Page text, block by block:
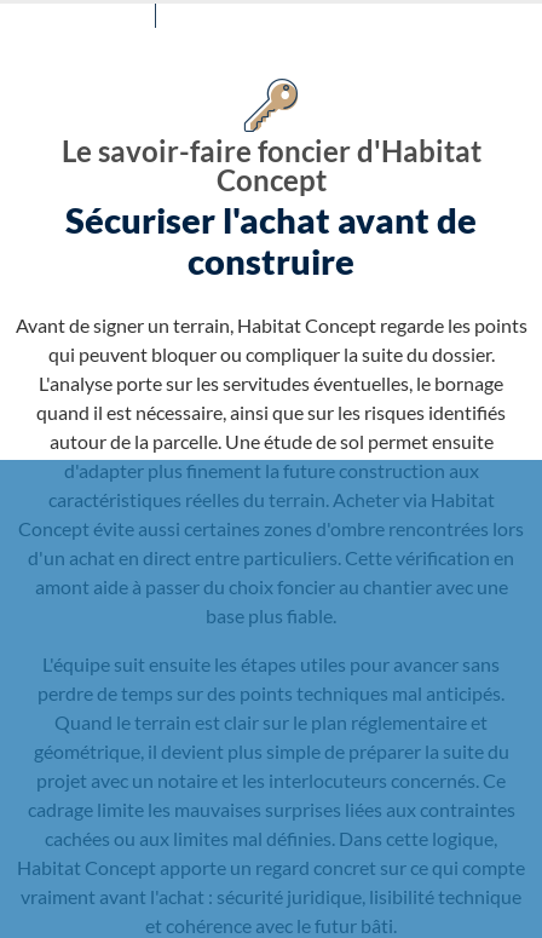
Le savoir-faire foncier d'Habitat
Concept
Sécuriser l'achat avant de
construire
Avant de signer un terrain, Habitat Concept regarde les points
qui peuvent bloquer ou compliquer la suite du dossier.
L'analyse porte sur les servitudes éventuelles, le bornage
quand il est nécessaire, ainsi que sur les risques identifiés
autour de la parcelle. Une étude de sol permet ensuite
d'adapter plus finement la future construction aux
caractéristiques réelles du terrain. Acheter via Habitat
Concept évite aussi certaines zones d'ombre rencontrées lors
d'un achat en direct entre particuliers. Cette vérification en
amont aide à passer du choix foncier au chantier avec une
base plus fiable.
L'équipe suit ensuite les étapes utiles pour avancer sans
perdre de temps sur des points techniques mal anticipés.
Quand le terrain est clair sur le plan réglementaire et
géométrique, il devient plus simple de préparer la suite du
projet avec un notaire et les interlocuteurs concernés. Ce
cadrage limite les mauvaises surprises liées aux contraintes
cachées ou aux limites mal définies. Dans cette logique,
Habitat Concept apporte un regard concret sur ce qui compte
vraiment avant l'achat : sécurité juridique, lisibilité technique
et cohérence avec le futur bâti.